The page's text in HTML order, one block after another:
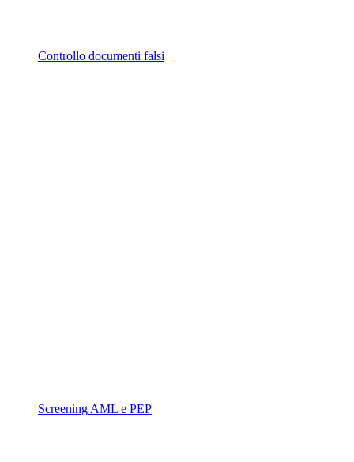
Controllo documenti falsi
Screening AML e PEP